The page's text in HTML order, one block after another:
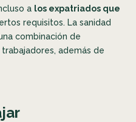
a los expatriados que
requisitos. La sanidad
combinación de
además de